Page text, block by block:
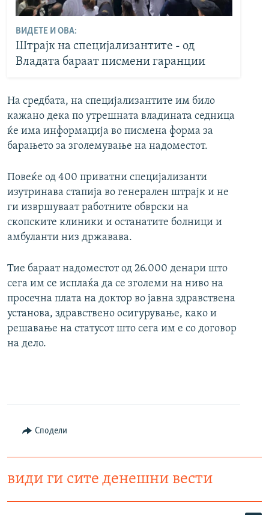
ВИДЕТЕ И ОВА:
Штрајк на специјализантите - од
Владата бараат писмени гаранции
На средбата, на специјализантите им било
кажано дека по утрешната владината седница
ќе има информација во писмена форма за
барањето за зголемување на надоместот.
Повеќе од 400 приватни специјализанти
изутринава стапија во генерален штрајк и не
ги извршуваат работните обврски на
скопските клиники и останатите болници и
амбуланти низ државава.
Тие бараат надоместот од 26.000 денари што
сега им се исплаќа да се зголеми на ниво на
просечна плата на доктор во јавна здравствена
установа, здравствено осигурување, како и
решавање на статусот што сега им е со договор
на дело.
Сподели
види ги сите денешни вести